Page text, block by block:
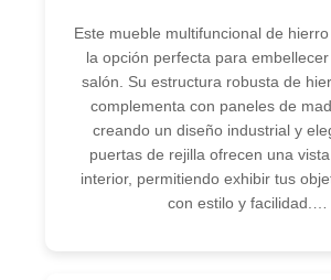
Este mueble multifuncional de
la opción perfecta para
salón. Su estructura robusta de
complementa con paneles de
creando un diseño industrial y
puertas de rejilla ofrecen una
interior, permitiendo exhibir tus
con estilo y facilidad.…